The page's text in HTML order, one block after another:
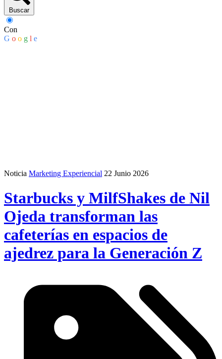
Buscar
Con
G o o g l e
Noticia Marketing Experiencial 22 Junio 2026
Starbucks y MilfShakes de Nil
Ojeda transforman las
cafeterías en espacios de
ajedrez para la Generación Z